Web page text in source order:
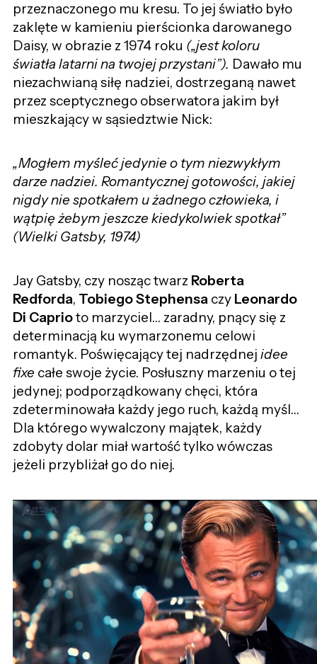
przeznaczonego mu kresu. To jej światło było
zaklęte w kamieniu pierścionka darowanego
Daisy, w obrazie z 1974 roku („jest koloru
światła latarni na twojej przystani”). Dawało mu
niezachwianą siłę nadziei, dostrzeganą nawet
przez sceptycznego obserwatora jakim był
mieszkający w sąsiedztwie Nick:
„Mogłem myśleć jedynie o tym niezwykłym
darze nadziei. Romantycznej gotowości, jakiej
nigdy nie spotkałem u żadnego człowieka, i
wątpię żebym jeszcze kiedykolwiek spotkał”
(Wielki Gatsby, 1974)
Jay Gatsby, czy nosząc twarz Roberta
Redforda, Tobiego Stephensaczy Leonardo
Di Caprioto marzyciel… zaradny, pnący się z
determinacją ku wymarzonemu celowi
romantyk. Poświęcający tej nadrzędnej idee
fixe całe swoje życie. Posłuszny marzeniu o tej
jedynej; podporządkowany chęci, która
zdeterminowała każdy jego ruch, każdą myśl…
Dla którego wywalczony majątek, każdy
zdobyty dolar miał wartość tylko wówczas
jeżeli przybliżał go do niej.